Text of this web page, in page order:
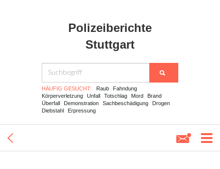
Polizeiberichte
Stuttgart
HÄUFIG GESUCHT: Raub
Fahndung
Körperverletzung
Unfall Totschlag Mord
Brand
Überfall
Demonstration Sachbeschädigung
Drogen
Diebstahl
Erpressung